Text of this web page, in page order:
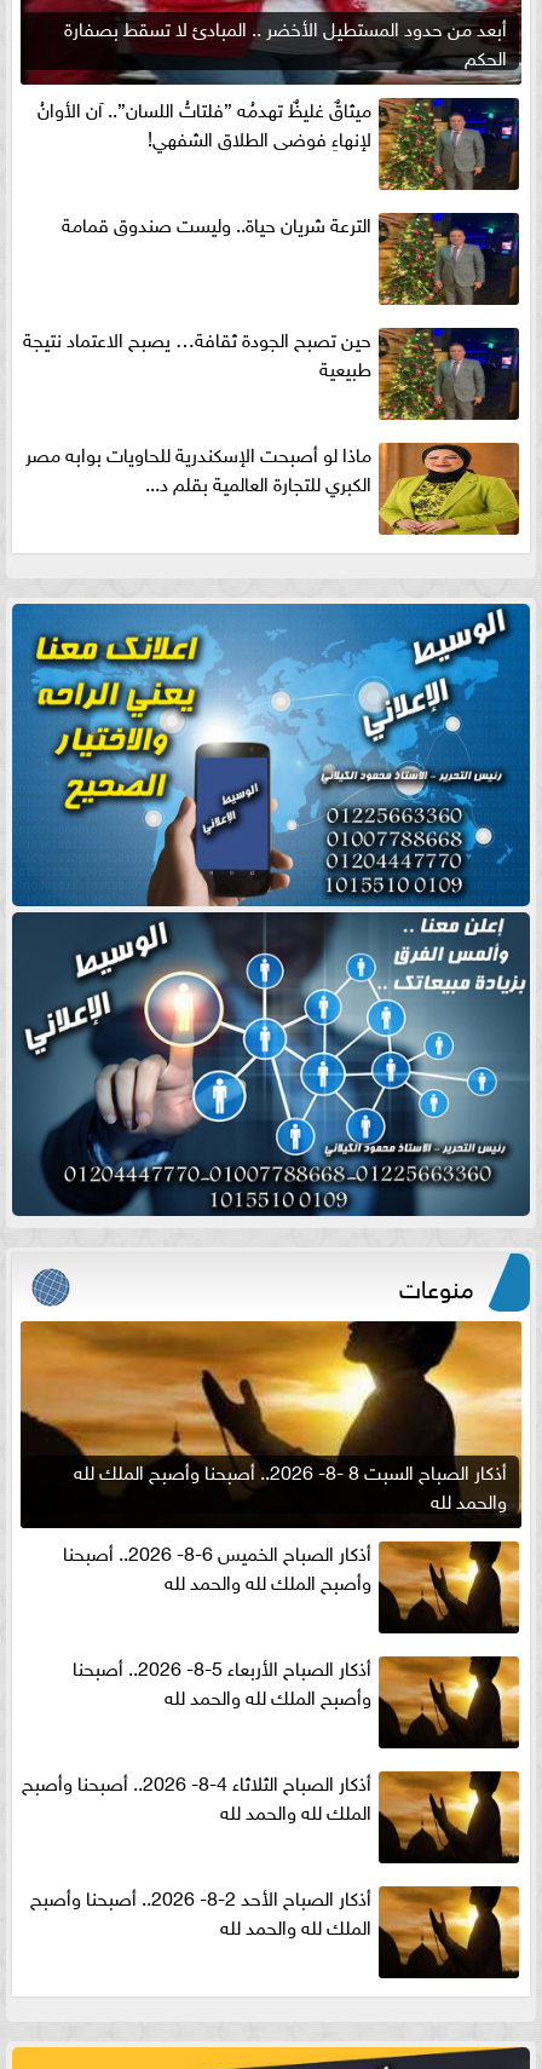
أبعد من حدود المستطيل الأخضر .. المبادئ لا تسقط بصفارة
الحكم
ميثاقٌ غليظٌ تهدمُه ”فلتاتُ اللسان”.. آن الأوانُ
لإنهاءِ فوضى الطلاق الشفهي!
الترعة شريان حياة.. وليست صندوق قمامة
حين تصبح الجودة ثقافة… يصبح الاعتماد نتيجة
طبيعية
ماذا لو أصبحت الإسكندرية للحاويات بوابه مصر
الكبري للتجارة العالمية بقلم د...
منوعات
أذكار الصباح السبت 8 -8- 2026.. أصبحنا وأصبح الملك لله
والحمد لله
أذكار الصباح الخميس 6-8- 2026.. أصبحنا
وأصبح الملك لله والحمد لله
أذكار الصباح الأربعاء 5-8- 2026.. أصبحنا
وأصبح الملك لله والحمد لله
أذكار الصباح الثلاثاء 4-8- 2026.. أصبحنا وأصبح
الملك لله والحمد لله
أذكار الصباح الأحد 2-8- 2026.. أصبحنا وأصبح
الملك لله والحمد لله